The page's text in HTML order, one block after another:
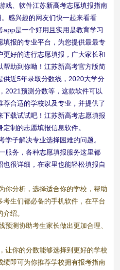
戏、软件江苏新高考志愿填报指南
感兴趣的网友们快一起来看看
是一个好用且实用是教育学习
填报的专业平台，为您提供最最专
更好的进行志愿填报，广大家长和
帮助到你呦！江苏新高考官方版简
供近5年录取分数线，2020大学分
2021预测分数等，这款软件可以
合适的学校以及专业，并提供了
载试试吧！江苏新高考志愿填报
制的志愿填报信息软件。
学子解决专业选择困难的问题。
服务，各种志愿填报服务这里都
很详细，在家里也能轻松填报自
你分析，选择适合你的学校，帮助
考生们都必备的手机软件，在平台
绍。
预测协助考生家长做出更加合理、
让你的分数能够选择到更好的学校
绩即可为你推荐学校拥有报考指南